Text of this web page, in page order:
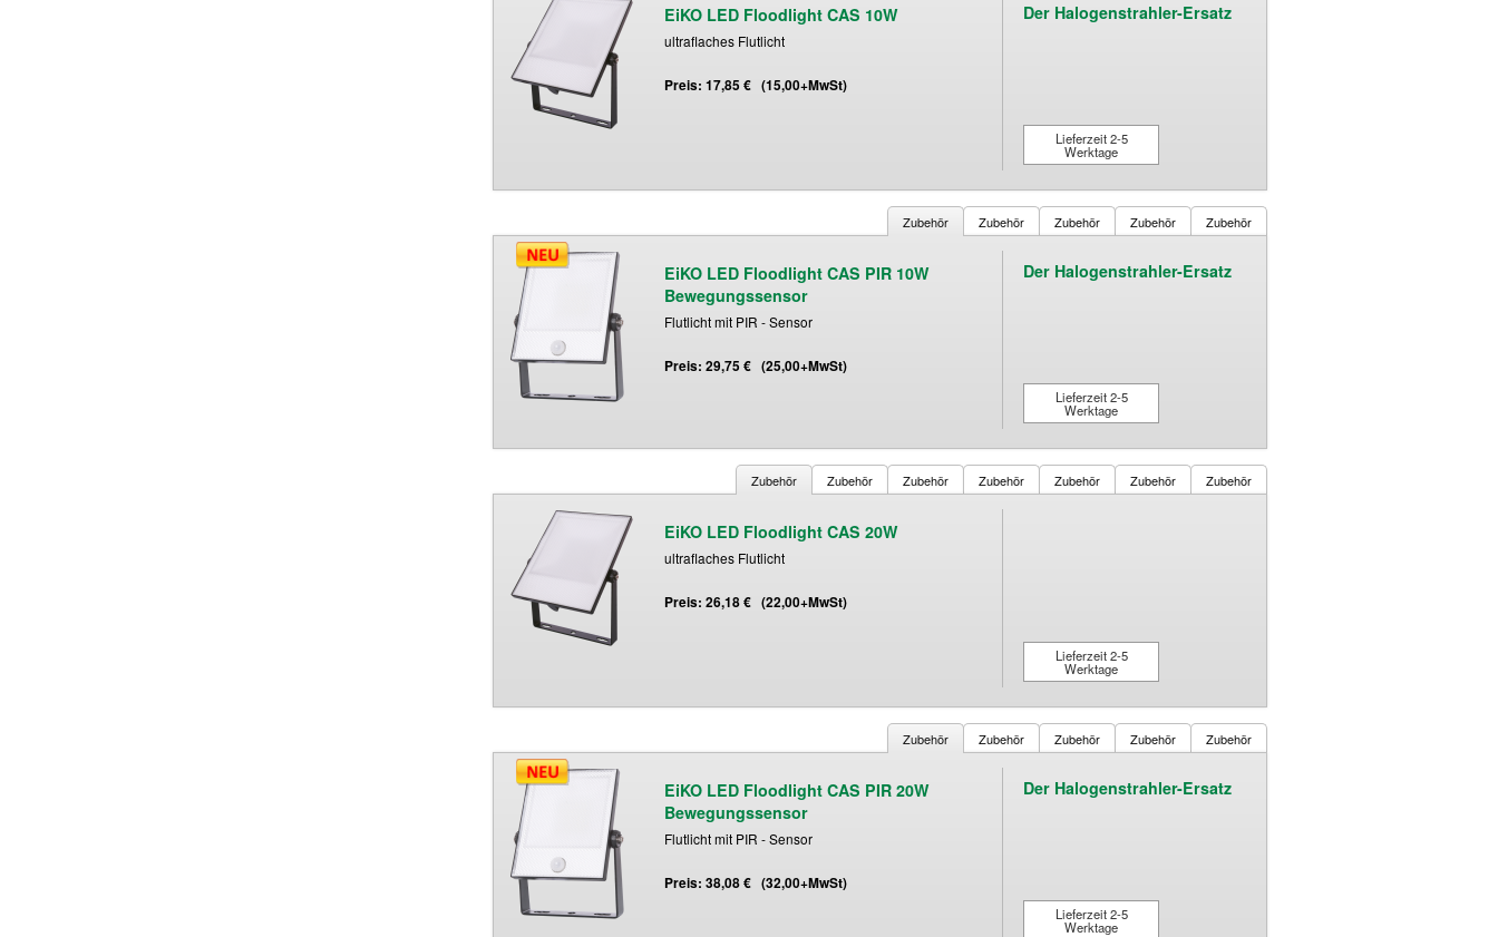
EiKO LED Floodlight CAS 10W
ultraflaches Flutlicht
Preis: 17,85 € (15,00+MwSt)
Der Halogenstrahler-Ersatz
Lieferzeit 2-5
Werktage
Zubehör Zubehör Zubehör Zubehör Zubehör
EiKO LED Floodlight CAS PIR 10W
Bewegungssensor
Flutlicht mit PIR - Sensor
Preis: 29,75 € (25,00+MwSt)
Der Halogenstrahler-Ersatz
Lieferzeit 2-5
Werktage
Zubehör Zubehör Zubehör Zubehör Zubehör Zubehör Zubehör
EiKO LED Floodlight CAS 20W
ultraflaches Flutlicht
Preis: 26,18 € (22,00+MwSt)
Lieferzeit 2-5
Werktage
Zubehör Zubehör Zubehör Zubehör Zubehör
EiKO LED Floodlight CAS PIR 20W
Bewegungssensor
Flutlicht mit PIR - Sensor
Preis: 38,08 € (32,00+MwSt)
Der Halogenstrahler-Ersatz
Lieferzeit 2-5
Werktage